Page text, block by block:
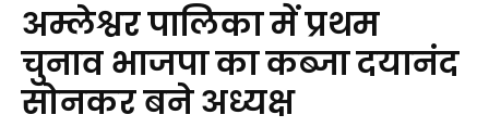
अम्लेश्वर पालिका में प्रथम
चुनाव भाजपा का कब्जा दयानंद
सोनकर बने अध्यक्ष